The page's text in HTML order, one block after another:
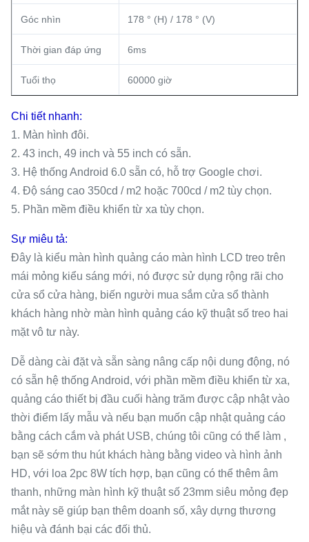
Góc nhìn 178 ° (H) / 178 ° (V)
Thời gian đáp ứng 6ms
Tuổi thọ 60000 giờ
Chi tiết nhanh:
1. Màn hình đôi.
2. 43 inch, 49 inch và 55 inch có sẵn.
3. Hệ thống Android 6.0 sẵn có, hỗ trợ Google chơi.
4. Độ sáng cao 350cd / m2 hoặc 700cd / m2 tùy chọn.
5. Phần mềm điều khiển từ xa tùy chọn.
Sự miêu tả:
Đây là kiểu màn hình quảng cáo màn hình LCD treo trên
mái mỏng kiểu sáng mới, nó được sử dụng rộng rãi cho
cửa sổ cửa hàng, biến người mua sắm cửa sổ thành
khách hàng nhờ màn hình quảng cáo kỹ thuật số treo hai
mặt vô tư này.
Dễ dàng cài đặt và sẵn sàng nâng cấp nội dung động, nó
có sẵn hệ thống Android, với phần mềm điều khiển từ xa,
quảng cáo thiết bị đầu cuối hàng trăm được cập nhật vào
thời điểm lấy mẫu và nếu bạn muốn cập nhật quảng cáo
bằng cách cắm và phát USB, chúng tôi cũng có thể làm ,
bạn sẽ sớm thu hút khách hàng bằng video và hình ảnh
HD, với loa 2pc 8W tích hợp, bạn cũng có thể thêm âm
thanh, những màn hình kỹ thuật số 23mm siêu mỏng đẹp
mắt này sẽ giúp bạn thêm doanh số, xây dựng thương
hiệu và đánh bại các đối thủ.